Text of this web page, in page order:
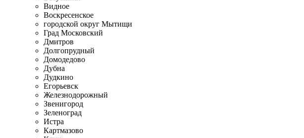
Видное
Воскресенское
городской округ Мытищи
Град Московский
Дмитров
Долгопрудный
Домодедово
Дубна
Дудкино
Егорьевск
Железнодорожный
Звенигород
Зеленоград
Истра
Картмазово